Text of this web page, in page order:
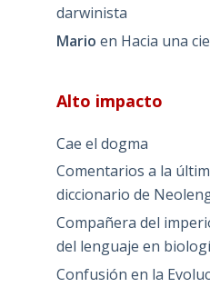
darwinista
Mario en Hacia una
Alto impacto
Cae el dogma
Comentarios a la
diccionario de
Compañera del
del lenguaje en
Confusión en la